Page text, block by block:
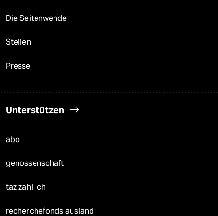
Die Seitenwende
Stellen
Presse
Unterstützen
abo
genossenschaft
taz zahl ich
recherchefonds ausland